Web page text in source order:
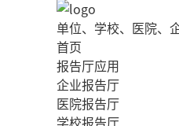
单位、学校、医院、
首页
报告厅应用
企业报告厅
医院报告厅
学校报告厅